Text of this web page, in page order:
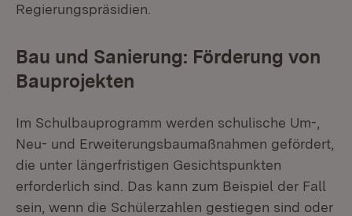
Regierungspräsidien.
Bau und Sanierung: Förderung von
Bauprojekten
Im Schulbauprogramm werden schulische Um-,
Neu- und Erweiterungsbaumaßnahmen gefördert,
die unter längerfristigen Gesichtspunkten
erforderlich sind. Das kann zum Beispiel der Fall
sein, wenn die Schülerzahlen gestiegen sind oder